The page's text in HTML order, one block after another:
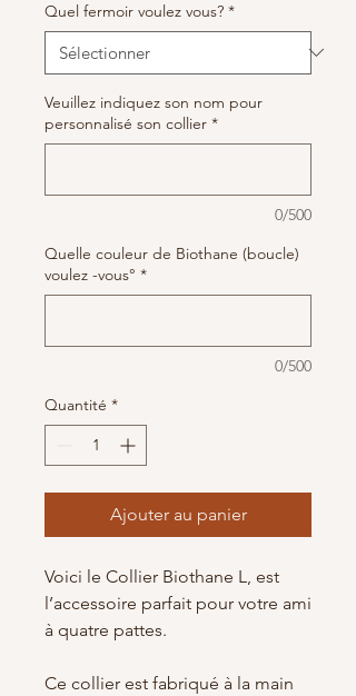
Quel fermoir voulez vous? *
Veuillez indiquez son nom pour
personnalisé son collier *
0/500
Quelle couleur de Biothane (boucle)
voulez -vous° *
0/500
Quantité *
Ajouter au panier
Voici le Collier Biothane L, est
l’accessoire parfait pour votre ami
à quatre pattes.
Ce collier est fabriqué à la main